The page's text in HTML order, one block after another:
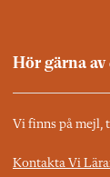
Hör gärna
Vi finns på mejl,
Kontakta Vi